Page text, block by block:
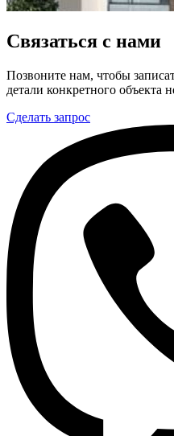
Связаться с нами
Позвоните нам, чтобы
детали конкретного объекта
Сделать запрос